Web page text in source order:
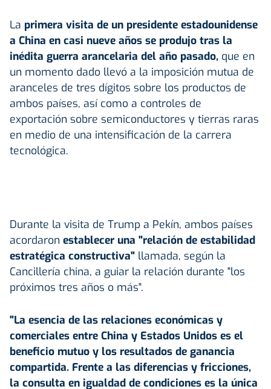
La primera visita de un presidente estadounidense
a China en casi nueve años se produjo tras la
inédita guerra arancelaria del año pasado, que en
un momento dado llevó a la imposición mutua de
aranceles de tres dígitos sobre los productos de
ambos países, así como a controles de
exportación sobre semiconductores y tierras raras
en medio de una intensificación de la carrera
tecnológica.
Durante la visita de Trump a Pekín, ambos países
acordaron establecer una "relación de estabilidad
estratégica constructiva" llamada, según la
Cancillería china, a guiar la relación durante "los
próximos tres años o más".
"La esencia de las relaciones económicas y
comerciales entre China y Estados Unidos es el
beneficio mutuo y los resultados de ganancia
compartida. Frente a las diferencias y fricciones,
la consulta en igualdad de condiciones es la única